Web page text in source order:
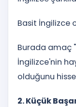
Basit İngilizce
Burada amaç
İngilizce'nin
olduğunu
2. Küçük